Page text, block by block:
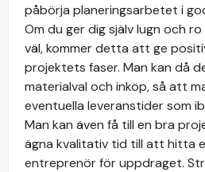
påbörja planeringsarbetet i
Om du ger dig själv lugn och
väl, kommer detta att ge
projektets faser. Man kan då
materialval och inköp, så att
eventuella leveranstider som
Man kan även få till en bra
ägna kvalitativ tid till att hitta
entreprenör för uppdraget.